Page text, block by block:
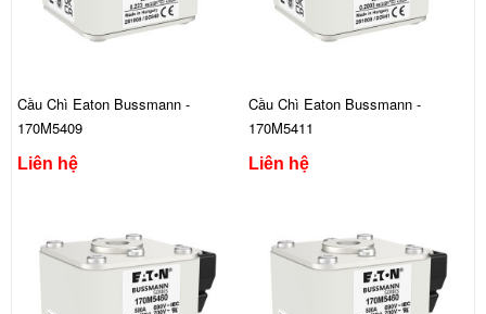
Cầu Chì Eaton Bussmann -
170M5409
Liên hệ
Cầu Chì Eaton Bussmann -
170M5411
Liên hệ